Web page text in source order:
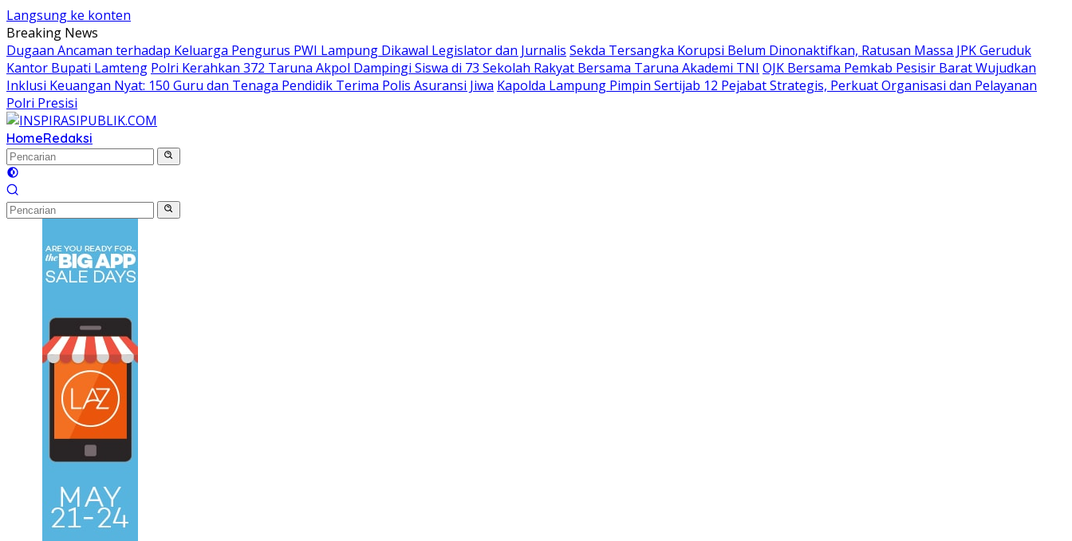
Langsung ke konten
Breaking News
Dugaan Ancaman terhadap Keluarga Pengurus PWI Lampung Dikawal Legislator dan Jurnalis Sekda Tersangka Korupsi Belum Dinonaktifkan, Ratusan Massa JPK Geruduk
Kantor Bupati Lamteng Polri Kerahkan 372 Taruna Akpol Dampingi Siswa di 73 Sekolah Rakyat Bersama Taruna Akademi TNI OJK Bersama Pemkab Pesisir Barat Wujudkan
Inklusi Keuangan Nyat: 150 Guru dan Tenaga Pendidik Terima Polis Asuransi Jiwa Kapolda Lampung Pimpin Sertijab 12 Pejabat Strategis, Perkuat Organisasi dan Pelayanan
Polri Presisi
HomeRedaksi